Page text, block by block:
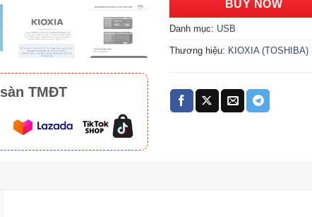
TMĐT
BUY NOW
Danh mục: USB
Thương hiệu: KIOXIA (TOSHIBA)